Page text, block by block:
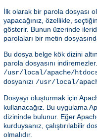
İlk olarak bir parola dosyası
yapacağınız, özellikle,
gösterir. Bunun üzerinde
parolaları bir metin
Bu dosya belge kök dizini
parola dosyasını
/usr/local/apache/
dosyanızı /usr/local/
Dosyayı oluşturmak için
kullanacağız. Bu uygulama
dizininde bulunur. Eğer
kurduysanız, çalıştırılabilir
olmalıdır.